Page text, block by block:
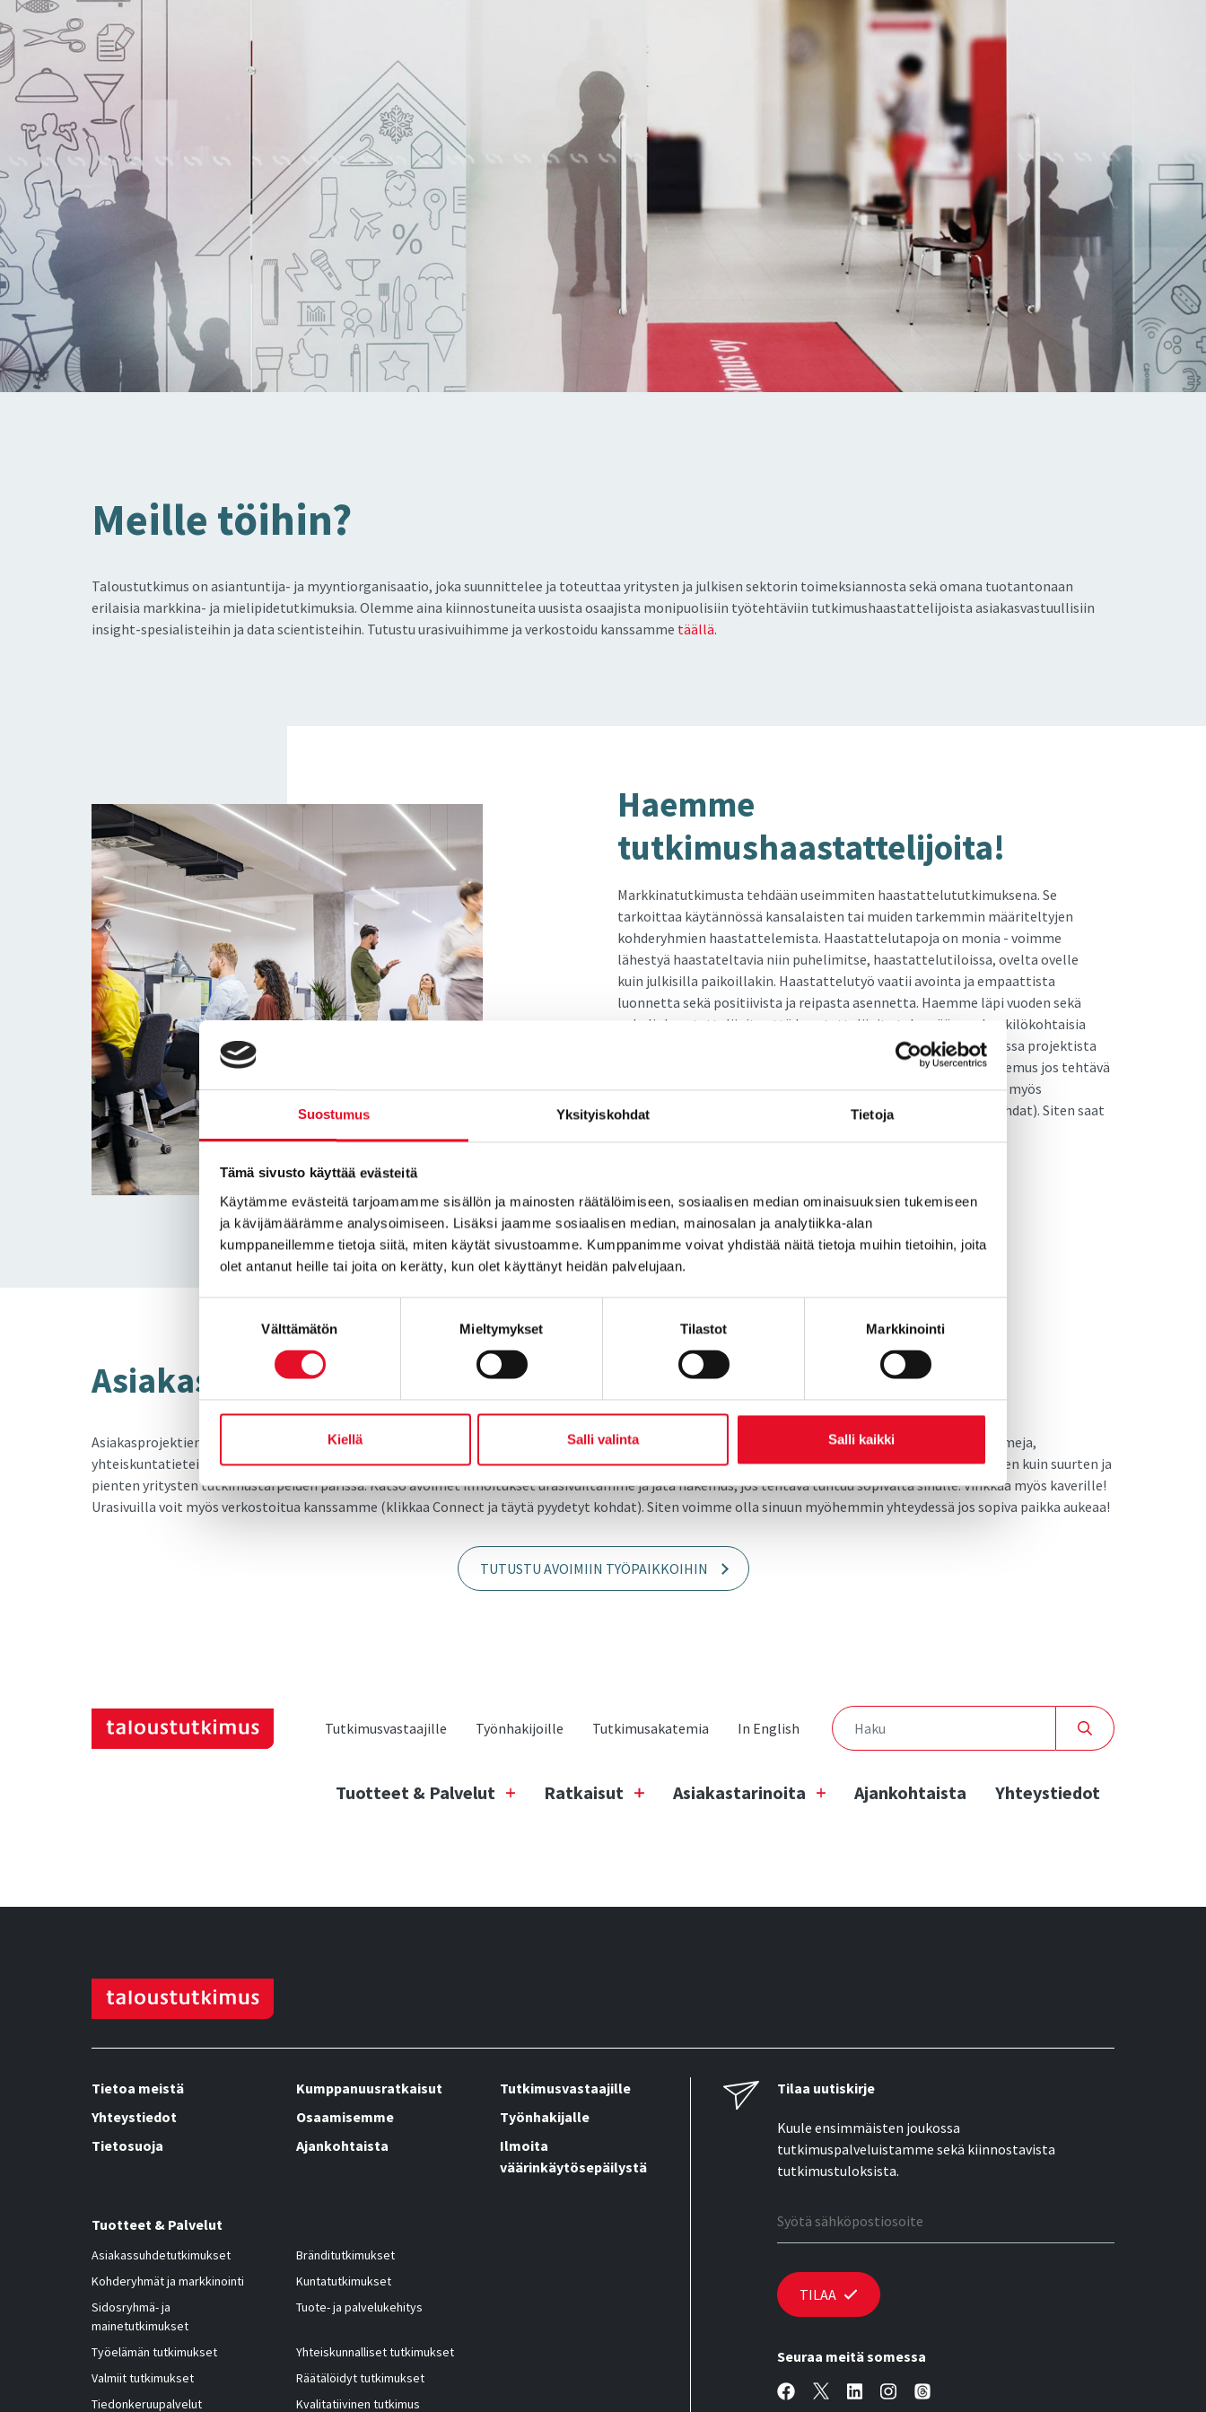
Suostumus Yksityiskohdat Tietoja
Tämä sivusto käyttää evästeitä
Käytämme evästeitä tarjoamamme sisällön ja mainosten räätälöimiseen, sosiaalisen median ominaisuuksien tukemiseen
ja kävijämäärämme analysoimiseen. Lisäksi jaamme sosiaalisen median, mainosalan ja analytiikka-alan
kumppaneillemme tietoja siitä, miten käytät sivustoamme. Kumppanimme voivat yhdistää näitä tietoja muihin tietoihin, joita
olet antanut heille tai joita on kerätty, kun olet käyttänyt heidän palvelujaan.
Välttämätön Mieltymykset Tilastot Markkinointi
Kiellä Salli valinta Salli kaikki
Meil­le töi­hin?
Taloustutkimus on asiantuntija- ja myyntiorganisaatio, joka suunnittelee ja toteuttaa yritysten ja julkisen sektorin toimeksiannosta sekä omana tuotantonaan
erilaisia markkina- ja mielipidetutkimuksia. Olemme aina kiinnostuneita uusista osaajista monipuolisiin työtehtäviin tutkimushaastattelijoista asiakasvastuullisiin
insight-spesialisteihin ja data scientisteihin. Tutustu urasivuihimme ja verkostoidu kanssamme täällä.
Haem­me
tut­ki­mus­haas­tat­te­li­joi­ta!
Markkinatutkimusta tehdään useimmiten haastattelututkimuksena. Se
tarkoittaa käytännössä kansalaisten tai muiden tarkemmin määriteltyjen
kohderyhmien haastattelemista. Haastattelutapoja on monia - voimme
lähestyä haastateltavia niin puhelimitse, haastattelutiloissa, ovelta ovelle
kuin julkisilla paikoillakin. Haastattelutyö vaatii avointa ja empaattista
luonnetta sekä positiivista ja reipasta asennetta. Haemme läpi vuoden sekä
puhelinhaastattelijoita että haastattelijoita tekemään ns. henkilökohtaisia
haastatteluja kasvotusten ihmisten kotona tai julkisissa paikoissa projektista
riippuen. Katso avoimet ilmoitukset urasivuiltamme ja jätä hakemus jos tehtävä
tuntuu sinulle sopivalta. Vinkkaa myös kaverille! Urasivuilla voit myös
verkostoitua kanssamme (klikkaa Connect ja täytä pyydetyt kohdat). Siten saat
KATSO AVOIMET TYÖPAIKAT
Asia­kas­vas­tuul­li­sek­si?
Asiakasprojektien eli tutkimusten myynnissä ja toteutuksessa meillä työskentelee taustoiltaan hyvin monimuotoinen asiantuntijajoukko. On ekonomeja,
yhteiskuntatieteilijöitä, valtiotieteilijöitä, psykologeja, tilastotietelijöitä sekä monia muita koulutustaustoja. Tutkimusta tehdään niin julkisen puolen kuin suurten ja
pienten yritysten tutkimustarpeiden parissa. Katso avoimet ilmoitukset urasivuiltamme ja jätä hakemus, jos tehtävä tuntuu sopivalta sinulle. Vinkkaa myös kaverille!
Urasivuilla voit myös verkostoitua kanssamme (klikkaa Connect ja täytä pyydetyt kohdat). Siten voimme olla sinuun myöhemmin yhteydessä jos sopiva paikka aukeaa!
TUTUSTU AVOIMIIN TYÖPAIKKOIHIN
Tutkimusvastaajille Työnhakijoille Tutkimusakatemia In English
Tuotteet & Palvelut Ratkaisut Asiakastarinoita Ajankohtaista Yhteystiedot
Tietoa meistä Kumppanuusratkaisut
Tutkimusvastaajille
Yhteystiedot
Osaamisemme
Työnhakijalle
Tietosuoja
Ajankohtaista
Ilmoita
väärinkäytösepäilystä
Tuotteet & Palvelut
Asiakassuhdetutkimukset
Bränditutkimukset
Kohderyhmät ja markkinointi
Kuntatutkimukset
Sidosryhmä- ja
mainetutkimukset
Tuote- ja palvelukehitys
Työelämän tutkimukset
Yhteiskunnalliset tutkimukset
Valmiit tutkimukset
Räätälöidyt tutkimukset
Tiedonkeruupalvelut
Kvalitatiivinen tutkimus
Tilaa uutiskirje
Kuule ensimmäisten joukossa
tutkimuspalveluistamme sekä kiinnostavista
tutkimustuloksista.
TILAA
Seuraa meitä somessa